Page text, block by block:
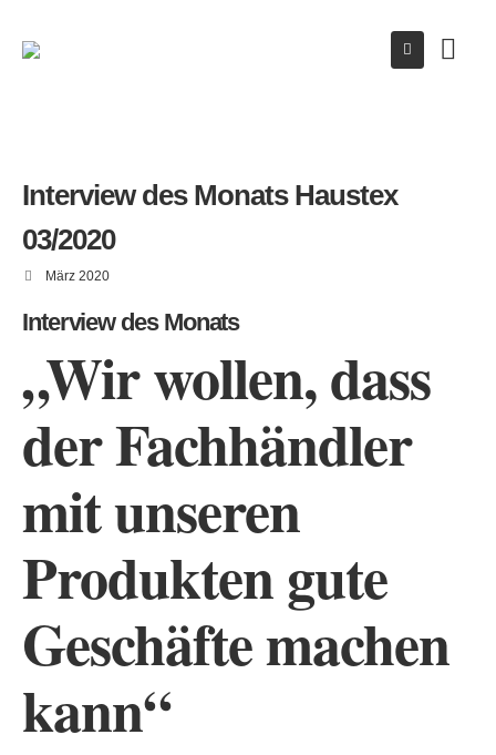
Interview des Monats Haustex
03/2020
März 2020
Interview des Monats
„Wir wollen, dass
der Fachhändler
mit unseren
Produkten gute
Geschäfte machen
kann“